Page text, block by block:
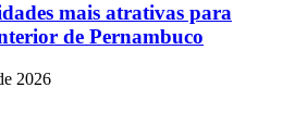
mais atrativas para
de Pernambuco
2026